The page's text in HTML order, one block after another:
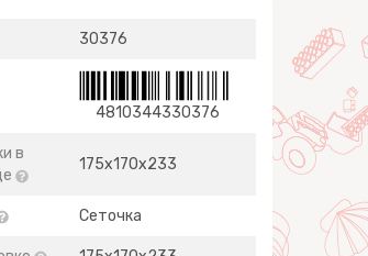
30376
4810344330376
в
175х170х233
Сеточка